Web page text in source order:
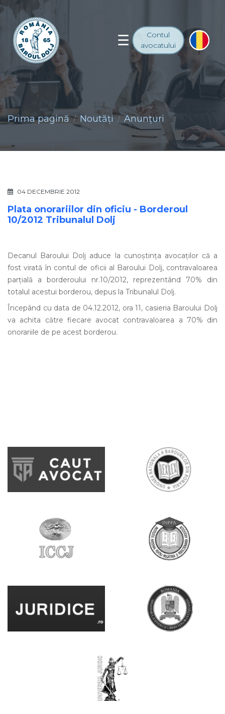
Contul
avocatului
Prima pagină Noutăţi Anunţuri
04 DECEMBRIE 2012
Plata onorariilor din oficiu - Borderoul
10/2012 Tribunalul Dolj
Decanul Baroului Dolj aduce la cunoștința avocaților că a
fost virată în contul de oficii al Baroului Dolj, contravaloarea
parțială a borderoului nr.10/2012, reprezentând 70% din
totalul acestui borderou, depus la Tribunalul Dolj.
Începând cu data de 04.12.2012, ora 11, casieria Baroului Dolj
va achita către fiecare avocat contravaloarea a 70% din
onorariile de pe acest borderou.